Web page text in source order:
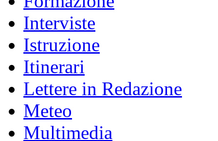
Interviste
Istruzione
Itinerari
Lettere in Redazione
Meteo
Multimedia